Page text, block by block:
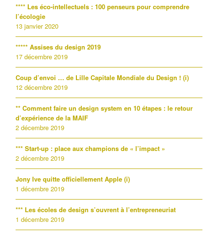
**** Les éco-intellectuels : 100 penseurs pour comprendre
l’écologie
13 janvier 2020
***** Assises du design 2019
17 décembre 2019
Coup d’envoi … de Lille Capitale Mondiale du Design ! (i)
12 décembre 2019
** Comment faire un design system en 10 étapes : le retour
d’expérience de la MAIF
2 décembre 2019
*** Start-up : place aux champions de « l’impact »
2 décembre 2019
Jony Ive quitte officiellement Apple (i)
1 décembre 2019
*** Les écoles de design s’ouvrent à l’entrepreneuriat
1 décembre 2019